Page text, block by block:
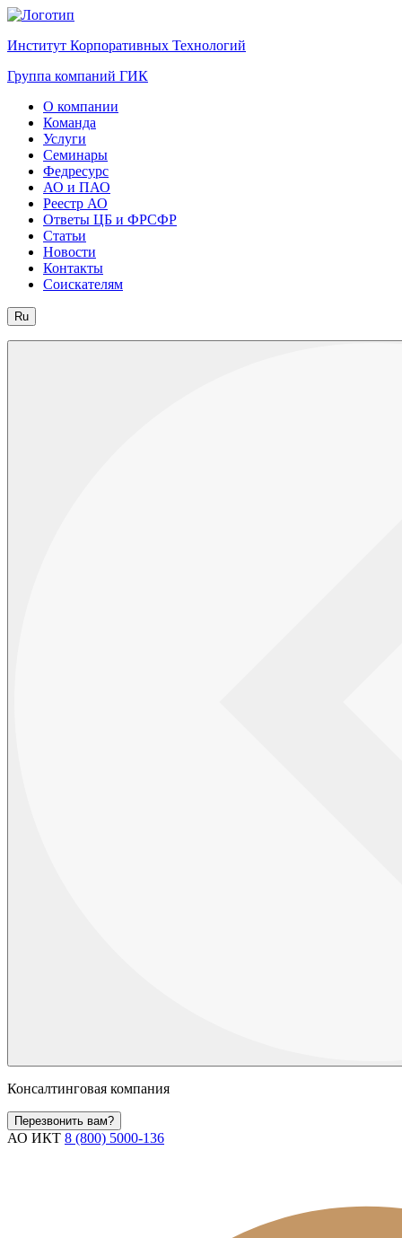
Институт Корпоративных Технологий
Группа компаний ГИК
О компании
Команда
Услуги
Семинары
Федресурс
АО и ПАО
Реестр АО
Ответы ЦБ и ФРСФР
Статьи
Новости
Контакты
Соискателям
Ru
Консалтинговая компания
Перезвонить вам?
АО ИКТ 8 (800) 5000-136